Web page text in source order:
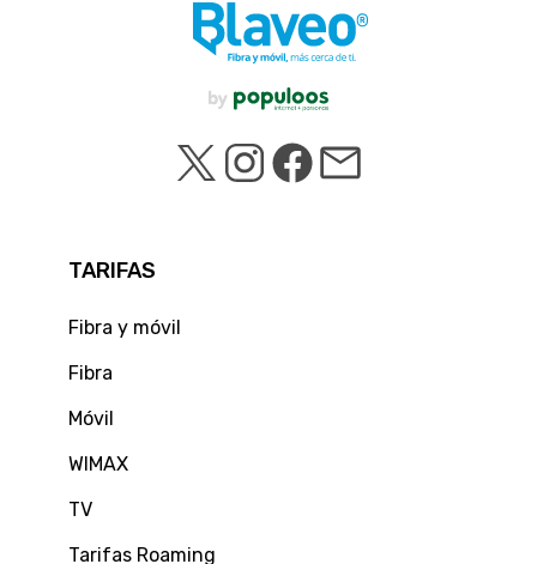
TARIFAS
Fibra y móvil
Fibra
Móvil
WIMAX
TV
Tarifas Roaming